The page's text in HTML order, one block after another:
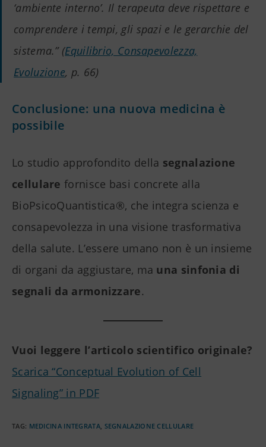
‘ambiente interno’. Il terapeuta deve rispettare e
comprendere i tempi, gli spazi e le gerarchie del
sistema.” (Equilibrio, Consapevolezza,
Evoluzione, p. 66)
Conclusione: una nuova medicina è
possibile
Lo studio approfondito della segnalazione
cellulare fornisce basi concrete alla
BioPsicoQuantistica®, che integra scienza e
consapevolezza in una visione trasformativa
della salute. L’essere umano non è un insieme
di organi da aggiustare, ma una sinfonia di
segnali da armonizzare.
Vuoi leggere l’articolo scientifico originale?
Scarica “Conceptual Evolution of Cell
Signaling” in PDF
TAG: MEDICINA INTEGRATA, SEGNALAZIONE CELLULARE